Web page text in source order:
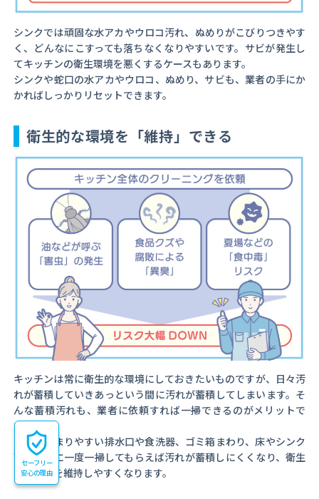
シンクでは頑固な水アカやウロコ汚れ、ぬめりがこびりつきやす
く、どんなにこすっても落ちなくなりやすいです。サビが発生し
てキッチンの衛生環境を悪くするケースもあります。
シンクや蛇口の水アカやウロコ、ぬめり、サビも、業者の手にか
かればしっかりリセットできます。
衛生的な環境を「維持」できる
キッチンは常に衛生的な環境にしておきたいものですが、日々汚
れが蓄積していきあっという間に汚れが蓄積してしまいます。そ
んな蓄積汚れも、業者に依頼すれば一掃できるのがメリットで
す。
汚れがたまりやすい排水口や食洗器、ゴミ箱まわり、床やシンク
下は、特に一度一掃してもらえば汚れが蓄積しにくくなり、衛生
的な環境を維持しやすくなります。
セーフリー
安心の理由